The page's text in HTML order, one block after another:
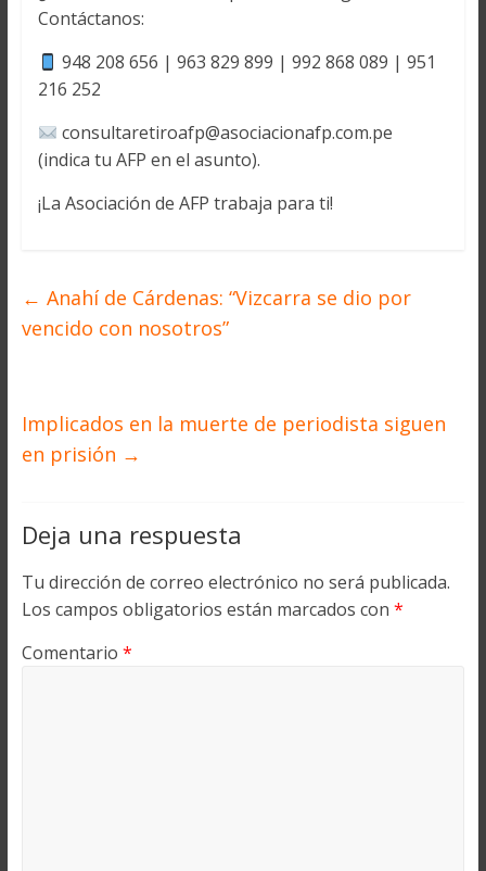
Contáctanos:
948 208 656 | 963 829 899 | 992 868 089 | 951
216 252
consultaretiroafp@asociacionafp.com.pe
(indica tu AFP en el asunto).
¡La Asociación de AFP trabaja para ti!
← Anahí de Cárdenas: “Vizcarra se dio por
vencido con nosotros”
Implicados en la muerte de periodista siguen
en prisión →
Deja una respuesta
Tu dirección de correo electrónico no será publicada.
Los campos obligatorios están marcados con *
Comentario *